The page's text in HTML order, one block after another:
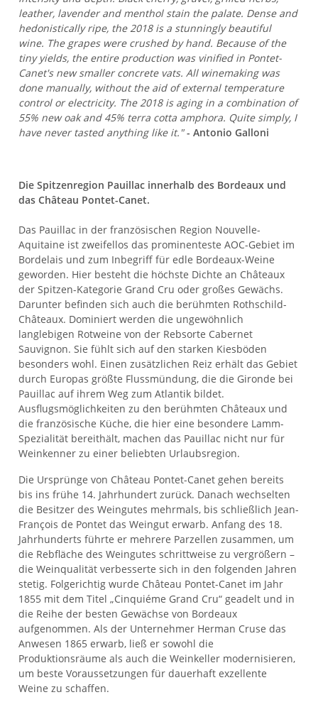
leather, lavender and menthol stain the palate. Dense and
hedonistically ripe, the 2018 is a stunningly beautiful
wine. The grapes were crushed by hand. Because of the
tiny yields, the entire production was vinified in Pontet-
Canet's new smaller concrete vats. All winemaking was
done manually, without the aid of external temperature
control or electricity. The 2018 is aging in a combination of
55% new oak and 45% terra cotta amphora. Quite simply, I
have never tasted anything like it." - Antonio Galloni
Die Spitzenregion Pauillac innerhalb des Bordeaux und
das Château Pontet-Canet.
Das Pauillac in der französischen Region Nouvelle-
Aquitaine ist zweifellos das prominenteste AOC-Gebiet im
Bordelais und zum Inbegriff für edle Bordeaux-Weine
geworden. Hier besteht die höchste Dichte an Châteaux
der Spitzen-Kategorie Grand Cru oder großes Gewächs.
Darunter befinden sich auch die berühmten Rothschild-
Châteaux. Dominiert werden die ungewöhnlich
langlebigen Rotweine von der Rebsorte Cabernet
Sauvignon. Sie fühlt sich auf den starken Kiesböden
besonders wohl. Einen zusätzlichen Reiz erhält das Gebiet
durch Europas größte Flussmündung, die die Gironde bei
Pauillac auf ihrem Weg zum Atlantik bildet.
Ausflugsmöglichkeiten zu den berühmten Châteaux und
die französische Küche, die hier eine besondere Lamm-
Spezialität bereithält, machen das Pauillac nicht nur für
Weinkenner zu einer beliebten Urlaubsregion.
Die Ursprünge von Château Pontet-Canet gehen bereits
bis ins frühe 14. Jahrhundert zurück. Danach wechselten
die Besitzer des Weingutes mehrmals, bis schließlich Jean-
François de Pontet das Weingut erwarb. Anfang des 18.
Jahrhunderts führte er mehrere Parzellen zusammen, um
die Rebfläche des Weingutes schrittweise zu vergrößern –
die Weinqualität verbesserte sich in den folgenden Jahren
stetig. Folgerichtig wurde Château Pontet-Canet im Jahr
1855 mit dem Titel „Cinquiéme Grand Cru“ geadelt und in
die Reihe der besten Gewächse von Bordeaux
aufgenommen. Als der Unternehmer Herman Cruse das
Anwesen 1865 erwarb, ließ er sowohl die
Produktionsräume als auch die Weinkeller modernisieren,
um beste Voraussetzungen für dauerhaft exzellente
Weine zu schaffen.